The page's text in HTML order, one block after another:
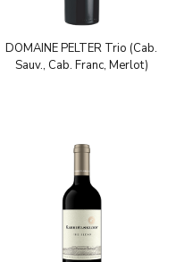
DOMAINE PELTER Trio (Cab.
Sauv., Cab. Franc, Merlot)